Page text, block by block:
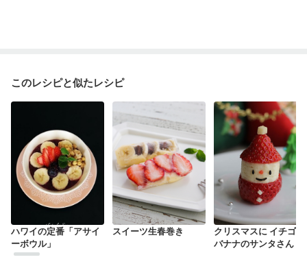
このレシピと似たレシピ
ハワイの定番「アサイ
ーボウル」
スイーツ生春巻き
クリスマスに イチゴと
バナナのサンタさん